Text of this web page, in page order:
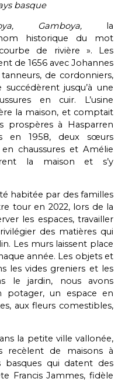
basque
Gamboya, la
historique du mot
de rivière ». Les
de 1656 avec Johannes
de cordonniers,
jusqu’à une
en cuir. L’usine
la maison, et comptait
prospères à Hasparren
en 1958, deux sœurs
chaussures et Amélie
la maison et s’y
habitée par des familles
tour en 2022, lors de la
les espaces, travailler
des matières qui
Les murs laissent place
année. Les objets et
les vides greniers et les
le jardin, nous avons
potager, un espace en
aux fleurs comestibles,
la petite ville vallonée,
recèlent de maisons à
basques qui datent des
Francis Jammes, fidèle